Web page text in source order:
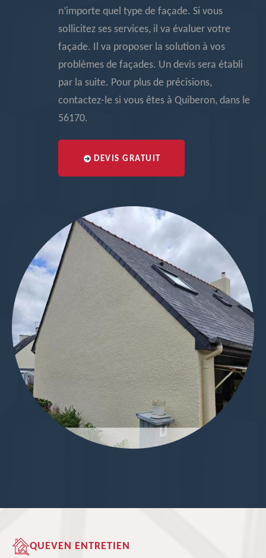
n’importe quel type de façade. Si vous
sollicitez ses services, il va évaluer votre
façade. Il va proposer la solution à vos
problèmes de façades. Un devis sera établi
par la suite. Pour plus de précisions,
contactez-le si vous êtes à Quiberon, dans le
56170.
DEVIS GRATUIT
QUEVEN ENTRETIEN